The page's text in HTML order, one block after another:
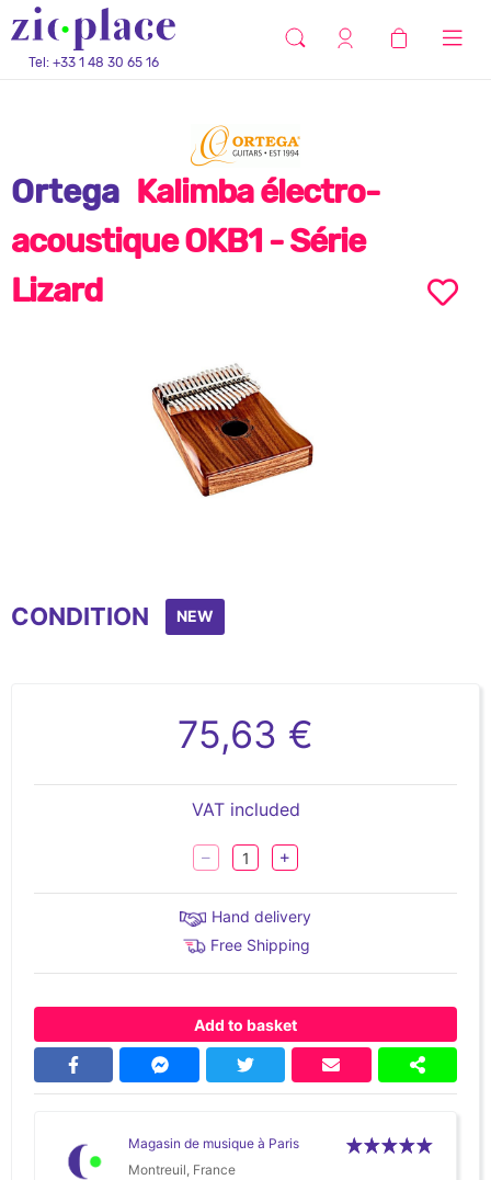
Tel: +33 1 48 30 65 16
Ortega Kalimba électro-
acoustique OKB1 - Série
Lizard
CONDITION NEW
75,63 €
VAT included
Hand delivery
Free Shipping
Add to basket
Magasin de musique à Paris
Montreuil, France